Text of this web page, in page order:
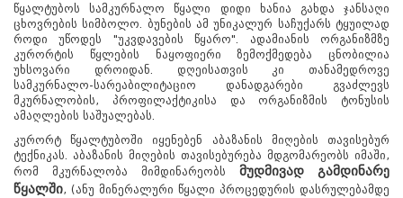
წყალტუბოს სამკურნალო წყალი დიდი ხანია გახდა ჯანსაღი
ცხოვრების სიმბოლო. ბუნების ამ უნიკალურ საჩუქარს ტყუილად
როდი უწოდეს "უკვდავების წყარო". ადამიანის ორგანიზმზე
კურორტის წყლების ნაყოფიერი ზემოქმედება ცნობილია
უხსოვარი დროიდან. დღეისათვის კი თანამედროვე
სამკურნალო-სარეაბილიტაციო დანადგარები გვაძლევს
მკურნალობის, პროფილაქტიკისა და ორგანიზმის ტონუსის
ამაღლების საშუალებას.
კურორტ წყალტუბოში იყენებენ აბაზანის მიღების თავისებურ
ტექნიკას. აბაზანის მიღების თავისებურება მდგომარეობს იმაში,
რომ მკურნალობა მიმდინარეობს მუდმივად გამდინარე
წყალში, (ანუ მინერალური წყალი პროცედურის დასრულებამდე